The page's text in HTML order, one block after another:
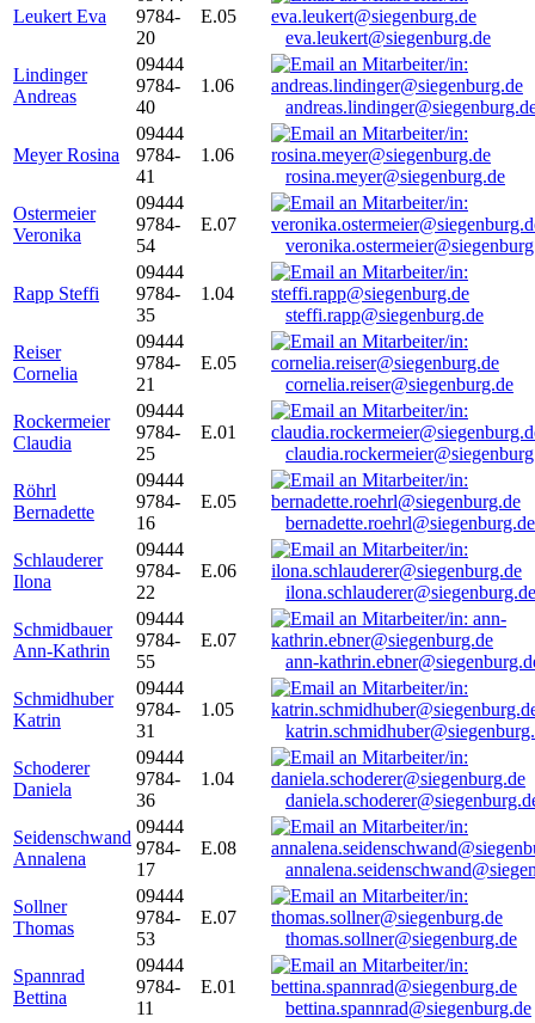
Leukert Eva
9784-
20
E.05
eva.leukert@siegenburg.de
Lindinger
Andreas
09444
9784-
40
1.06
Meyer Rosina
09444
9784-
41
1.06
rosina.meyer@siegenburg.de
Ostermeier
Veronika
09444
9784-
54
E.07
Rapp Steffi
09444
9784-
35
1.04
steffi.rapp@siegenburg.de
Reiser
Cornelia
09444
9784-
21
E.05
cornelia.reiser@siegenburg.de
Rockermeier
Claudia
09444
9784-
25
E.01
Röhrl
Bernadette
09444
9784-
16
E.05
bernadette.roehrl@siegenburg.de
Schlauderer
Ilona
09444
9784-
22
E.06
ilona.schlauderer@siegenburg.de
Schmidbauer
Ann-Kathrin
09444
9784-
55
E.07
ann-
Schmidhuber
Katrin
09444
9784-
31
1.05
Schoderer
Daniela
09444
9784-
36
1.04
Seidenschwand
Annalena
09444
9784-
17
E.08
Sollner
Thomas
09444
9784-
53
E.07
thomas.sollner@siegenburg.de
Spannrad
Bettina
09444
9784-
11
E.01
bettina.spannrad@siegenburg.de